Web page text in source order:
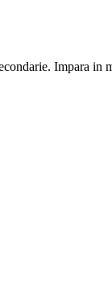
Impara in